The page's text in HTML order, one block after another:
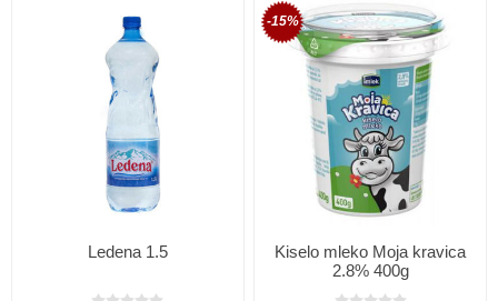
Ledena 1.5
-15%
Kiselo mleko Moja kravica
2.8% 400g